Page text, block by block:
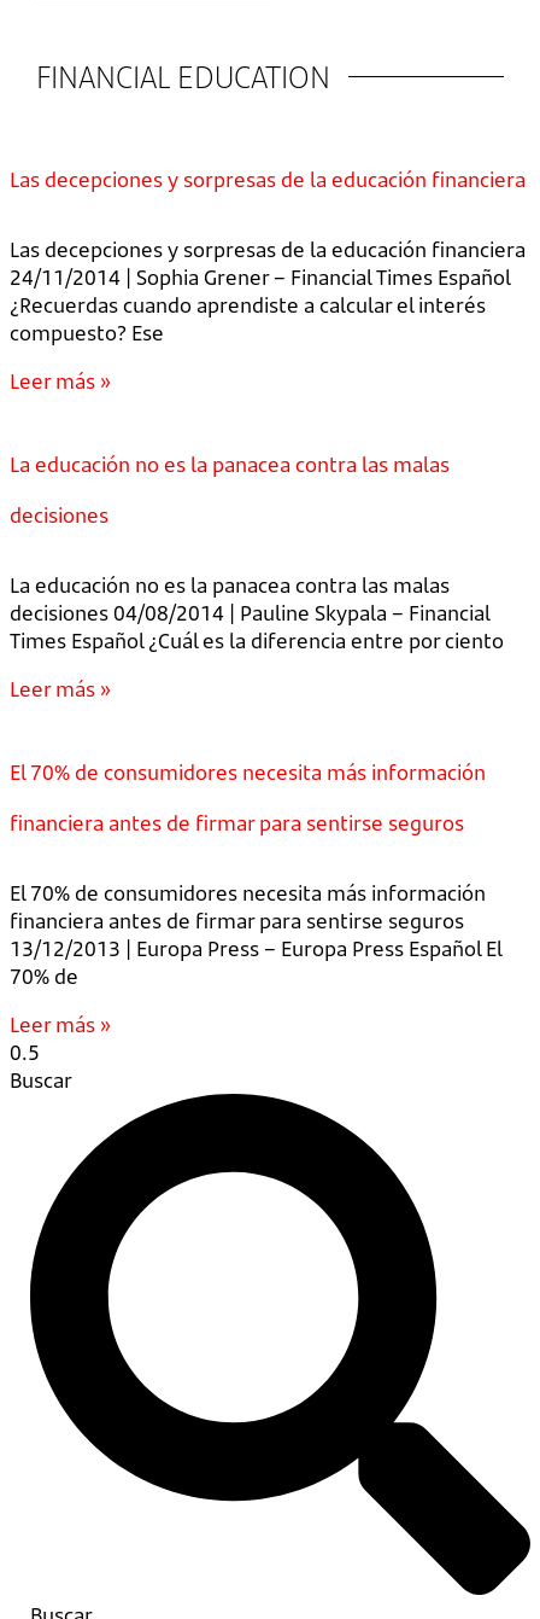
FINANCIAL EDUCATION
Las decepciones y sorpresas de la educación financiera
Las decepciones y sorpresas de la educación financiera
24/11/2014 | Sophia Grener – Financial Times Español
¿Recuerdas cuando aprendiste a calcular el interés
compuesto? Ese
Leer más »
La educación no es la panacea contra las malas
decisiones
La educación no es la panacea contra las malas
decisiones 04/08/2014 | Pauline Skypala – Financial
Times Español ¿Cuál es la diferencia entre por ciento
Leer más »
El 70% de consumidores necesita más información
financiera antes de firmar para sentirse seguros
El 70% de consumidores necesita más información
financiera antes de firmar para sentirse seguros
13/12/2013 | Europa Press – Europa Press Español El
70% de
Leer más »
Buscar